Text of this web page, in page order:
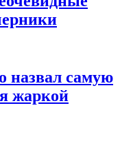
назвал самую
жаркой